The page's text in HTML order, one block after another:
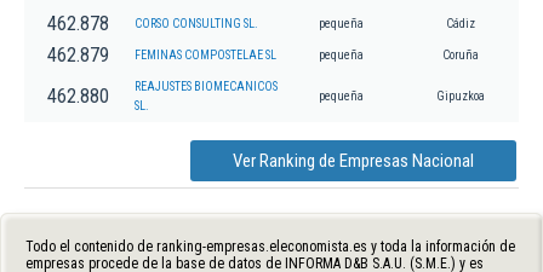
462.878 CORSO CONSULTING SL. pequeña Cádiz
462.879 FEMINAS COMPOSTELAE SL pequeña Coruña
462.880
REAJUSTES BIOMECANICOS
SL.
pequeña Gipuzkoa
Ver Ranking de Empresas Nacional
Todo el contenido de ranking-empresas.eleconomista.es y toda la información de
empresas procede de la base de datos de INFORMA D&B S.A.U. (S.M.E.) y es